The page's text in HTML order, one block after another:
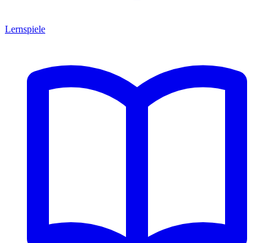
Lernspiele